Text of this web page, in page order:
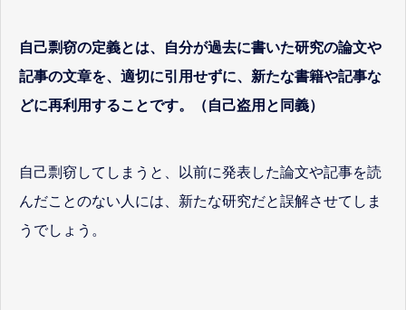
自己剽窃の定義とは、自分が過去に書いた研究の論文や
記事の文章を、適切に引用せずに、新たな書籍や記事な
どに再利用することです。（自己盗用と同義）
自己剽窃してしまうと、以前に発表した論文や記事を読
んだことのない人には、新たな研究だと誤解させてしま
うでしょう。